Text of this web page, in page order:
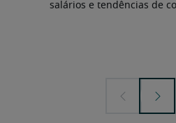
salários e tendências de